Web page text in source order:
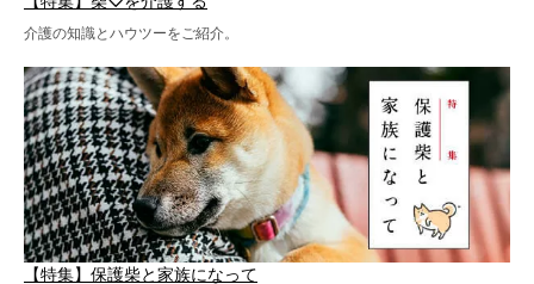
介護の知識とハウツーをご紹介。
【特集】保護柴と家族になって